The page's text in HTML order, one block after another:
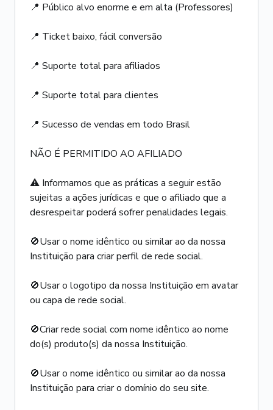
📍 Público alvo enorme e em alta (Professores)
📍 Ticket baixo, fácil conversão
📍 Suporte total para afiliados
📍 Suporte total para clientes
📍 Sucesso de vendas em todo Brasil
NÃO É PERMITIDO AO AFILIADO
⚠️ Informamos que as práticas a seguir estão
sujeitas a ações jurídicas e que o afiliado que a
desrespeitar poderá sofrer penalidades legais.
🚫Usar o nome idêntico ou similar ao da nossa
Instituição para criar perfil de rede social.
🚫Usar o logotipo da nossa Instituição em avatar
ou capa de rede social.
🚫Criar rede social com nome idêntico ao nome
do(s) produto(s) da nossa Instituição.
🚫Usar o nome idêntico ou similar ao da nossa
Instituição para criar o domínio do seu site.